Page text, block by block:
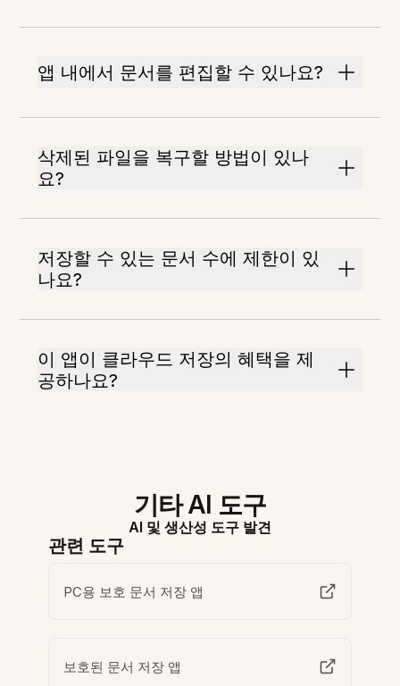
앱 내에서 문서를 편집할 수 있나요?
삭제된 파일을 복구할 방법이 있나
요?
저장할 수 있는 문서 수에 제한이 있
나요?
이 앱이 클라우드 저장의 혜택을 제
공하나요?
기타 AI 도구
AI 및 생산성 도구 발견
관련 도구
PC용 보호 문서 저장 앱
보호된 문서 저장 앱